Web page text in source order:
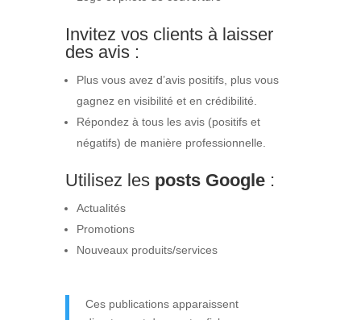
Invitez vos clients à laisser
des avis :
Plus vous avez d’avis positifs, plus vous
gagnez en visibilité et en crédibilité.
Répondez à tous les avis (positifs et
négatifs) de manière professionnelle.
Utilisez les posts Google:
Actualités
Promotions
Nouveaux produits/services
Ces publications apparaissent